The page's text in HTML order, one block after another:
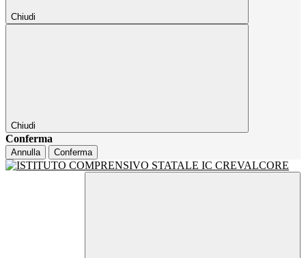
Chiudi
Chiudi
Conferma
Annulla Conferma